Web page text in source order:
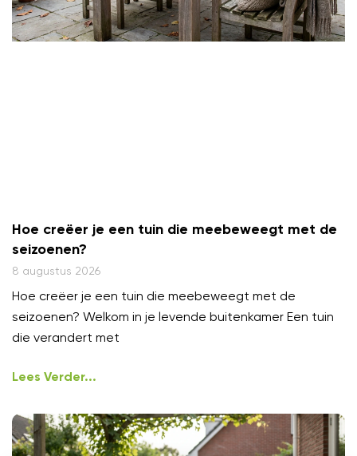
Hoe creëer je een tuin die meebeweegt met de
seizoenen?
8 augustus 2026
Hoe creëer je een tuin die meebeweegt met de
seizoenen? Welkom in je levende buitenkamer Een tuin
die verandert met
Lees Verder...